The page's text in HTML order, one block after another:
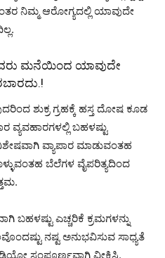
ನಿಮ್ಮ ಆರೋಗ್ಯದಲ್ಲಿ ಯಾವುದೇ
ಮನೆಯಿಂದ ಯಾವುದೇ
ಶುಕ್ರ ಗ್ರಹಕ್ಕೆ ಹಸ್ತ ದೋಷ ಕೂಡ
ವ್ಯವಹಾರಗಳಲ್ಲಿ ಬಹಳಷ್ಟು
ವ್ಯಾಪಾರ ಮಾಡುವಂತಹ
ಬೆಲೆಗಳ ವೈಪರಿತ್ಯದಿಂದ
ಬಹಳಷ್ಟು ಎಚ್ಚರಿಕೆ ಕ್ರಮಗಳನ್ನು
ನಷ್ಟ ಅನುಭವಿಸುವ ಸಾಧ್ಯತೆ
ಸಂಪೂರ್ಣವಾಗಿ ವೀಕ್ಷಿಸಿ.